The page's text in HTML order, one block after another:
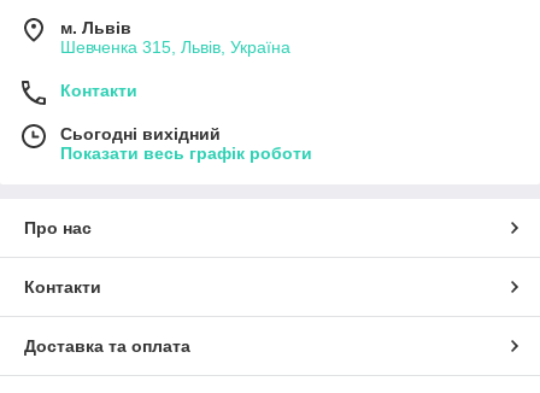
м. Львів
Шевченка 315, Львів, Україна
Контакти
Сьогодні вихідний
Показати весь графік роботи
Про нас
Контакти
Доставка та оплата